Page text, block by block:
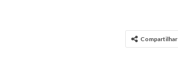
Compartilhar